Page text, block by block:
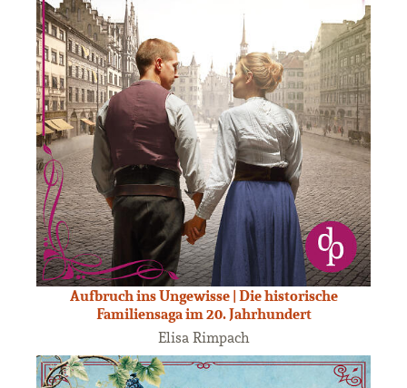
Aufbruch ins Ungewisse | Die historische
Familiensaga im 20. Jahrhundert
Elisa Rimpach